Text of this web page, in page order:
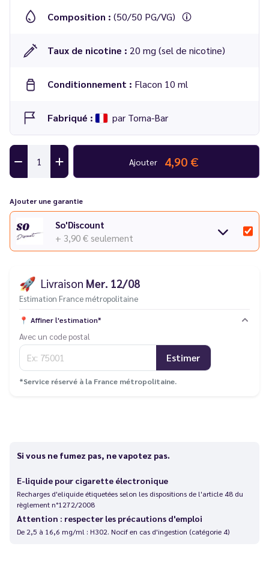
Composition : (50/50 PG/VG)
Taux de nicotine : 20 mg (sel de nicotine)
Conditionnement : Flacon 10 ml
Fabriqué : par Torna-Bar
Ajouter 4,90 €
Ajouter une garantie
So'Discount
+ 3,90 € seulement
🚀 Livraison Mer. 12/08
Estimation France métropolitaine
📍 Affiner l'estimation*
Avec un code postal
Estimer
*Service réservé à la France métropolitaine.
Si vous ne fumez pas, ne vapotez pas.
E-liquide pour cigarette électronique
Recharges d'eliquide étiquetées selon les dispositions de l'article 48 du
règlement n°1272/2008
Attention : respecter les précautions d'emploi
De 2,5 à 16,6 mg/ml : H302. Nocif en cas d'ingestion (catégorie 4)